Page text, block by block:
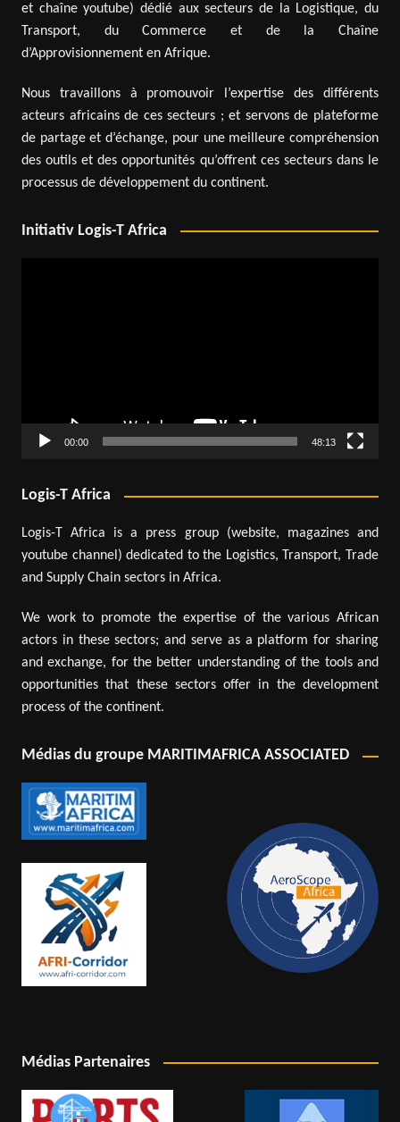
et chaîne youtube) dédié aux secteurs de la Logistique, du
Transport, du Commerce et de la Chaîne
d’Approvisionnement en Afrique.
Nous travaillons à promouvoir l’expertise des différents
acteurs africains de ces secteurs ; et servons de plateforme
de partage et d’échange, pour une meilleure compréhension
des outils et des opportunités qu’offrent ces secteurs dans le
processus de développement du continent.
Initiativ Logis-T Africa
00:00 48:13
Logis-T Africa
Logis-T Africa is a press group (website, magazines and
youtube channel) dedicated to the Logistics, Transport, Trade
and Supply Chain sectors in Africa.
We work to promote the expertise of the various African
actors in these sectors; and serve as a platform for sharing
and exchange, for the better understanding of the tools and
opportunities that these sectors offer in the development
process of the continent.
Médias du groupe MARITIMAFRICA ASSOCIATED
Médias Partenaires